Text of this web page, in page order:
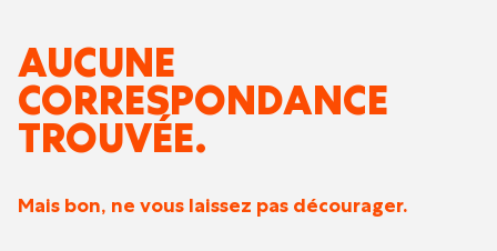
AUCUNE
CORRESPONDANCE
TROUVÉE.
Mais bon, ne vous laissez pas décourager.